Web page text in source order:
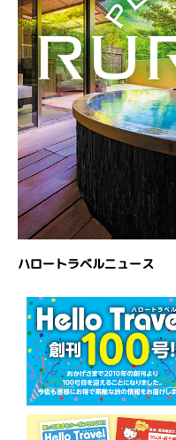
ハロートラベルニュース